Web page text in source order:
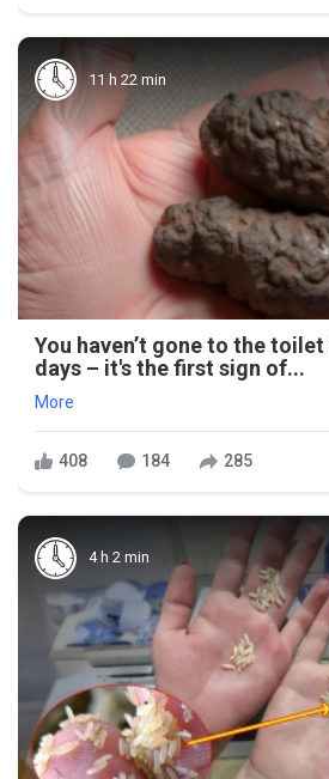
11 h 22 min
You haven’t gone to the
days – it's the first sign of...
More
408 184 285
4 h 2 min